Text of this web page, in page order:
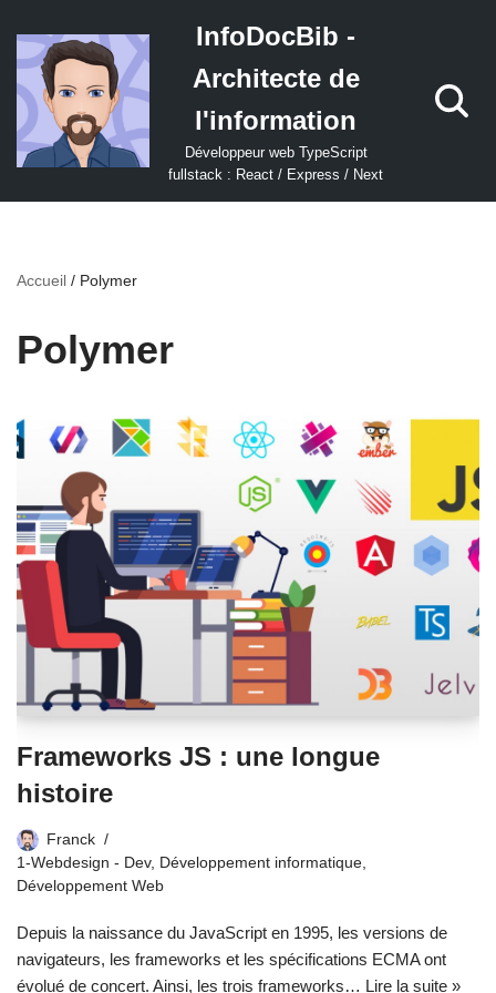
Aller
au
contenu
InfoDocBib -
Architecte de
l'information
Développeur web TypeScript
fullstack : React / Express / Next
Accueil / Polymer
Polymer
Frameworks JS : une longue
histoire
Franck
1-Webdesign - Dev, Développement informatique
Développement Web
Depuis la naissance du JavaScript en 1995, les versions de
navigateurs, les frameworks et les spécifications ECMA ont
évolué de concert. Ainsi, les trois frameworks… Lire la suite »